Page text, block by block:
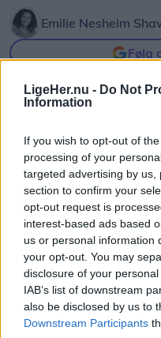
LigeHer.nu - Do Not
Information
If you wish to opt-out of
processing of your
targeted advertising by
section to confirm your
opt-out request is
interest-based ads based
us or personal information
your opt-out. You may
disclosure of your
IAB’s list of downstream
also be disclosed by us to
Downstream Participants
Emilie Nesheim
Følg
08. august 2026 kl. 14.00
NORDJYLLAND: Når
onsdag 12. august,
almindelig
Nordjyder får nemlig
kraftigste delvise
Danmark frem til
Over hele landet vil
Solen, og afhængigt
befinder sig, vil op